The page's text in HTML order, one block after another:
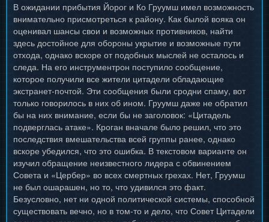
В ожидании прибытия Йорог и Ко Груумш имел возможность
внимательно присмотреться к району. Как былой вояка он
оценивал шансы свои и возможных противников, найти
здесь достойное для обороны укрытие и возможные пути
отхода, однако вскоре от подобных мыслей не осталось и
следа. На его инструментрон поступило сообщение,
которое получили все жители цитадели обладающие
экстранет-почтой. Эти сообщения были сродни спаму, вот
только говорилось в них об ином. Груумш даже не обратил
бы на них внимание, если бы не заголовок: «Цитадель
подверглась атаке». Кроган вначале было решил, что это
последствия вмешательства всей группы ранее, однако
вскоре убедился, что это ошибка. В текстовом варианте он
изучил обращение неизвестного лидера с обвинением
Совета и «Цербер» во всех смертных грехах. Нет, Груумш
не был ошарашен, но то, что удивился это факт.
Безусловно, нет ни одной политической системы, способной
существовать вечно, но в том-то и дело, что Совет Цитадели